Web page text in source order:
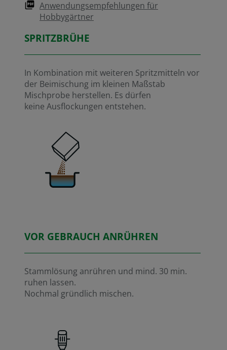
Anwendungsempfehlungen für
Hobbygärtner
SPRITZBRÜHE
In Kombination mit weiteren Spritzmitteln vor
der Beimischung im kleinen Maßstab
Mischprobe herstellen. Es dürfen
keine Ausflockungen entstehen.
VOR GEBRAUCH ANRÜHREN
Stammlösung anrühren und mind. 30 min.
ruhen lassen.
Nochmal gründlich mischen.